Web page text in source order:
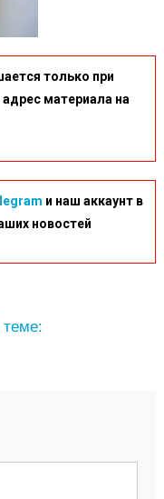
только при
материала на
и наш аккаунт в
новостей
теме: